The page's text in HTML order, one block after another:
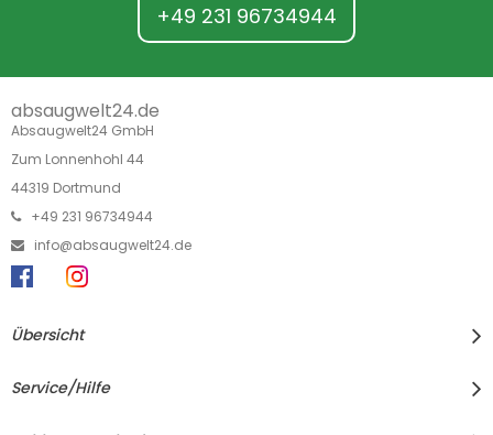
+49 231 96734944
absaugwelt24.de
Absaugwelt24 GmbH
Zum Lonnenhohl 44
44319 Dortmund
+49 231 96734944
info@absaugwelt24.de
Übersicht
Service/Hilfe